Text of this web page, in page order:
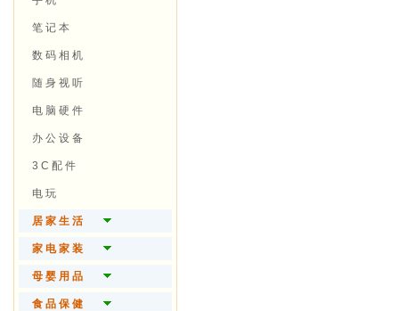
精 油 芳 疗
时 尚 假 发
美 妆 工 具
男 士 护 肤
翡 翠 首 饰
宝 石 首 饰
黄 金 首 饰
珍 珠 首 饰
品 牌 手 表
眼 镜 火 机
健 身 器 械
户 外 装 备
球 类 运 动
自 行 车
极 限 运 动
水 上 运 动
笔 记 本
数 码 相 机
随 身 视 听
电 脑 硬 件
办 公 设 备
3 C 配 件
电 玩
居 家 生 活
名 品 家 纺
时 尚 家 饰
家 庭 清 洁
家 电 家 装
大 家 电
生 活 电 器
母 婴 用 品
婴 儿 食 品
食 品 保 健